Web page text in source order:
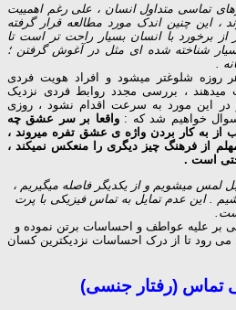
تماسی متداول انسان ، علی رغم اهمییت
، این چنین اندک مورد مطالعه قرار گرفته
از برخورد با انسان بسیار راحت تر است تا
شناخته شده ای مثل در آغوش گرفتن ؛
.
روزه شلوغتر میشود و افراد هویت فردی
، بررسی مجدد روابط فردی نزدیک
در این مورد به سرعت اقدام نشود ، روزی
سوال خواهیم شد که :واقعا بر سر عشق چه
به کار بردن واژه ی عشق تفره میروند ،
از فرهنگ چیز دیگری را منعکس نمیکند ،
است .
لمس میشویم و از یکدیگر فاصله میگیریم ،
. این عدم تمایل به تماس فیزیکی با پرت
بر علیه عواطف و احساسات برتن نموده و
رود تا از درک احساسات نزدیکترین کسان
تماس (رفتار جنسی)